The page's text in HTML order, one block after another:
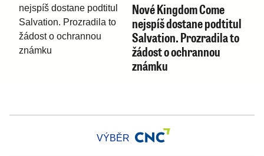
Nové Kingdom Come
nejspíš dostane podtitul
Salvation. Prozradila to
žádost o ochrannou
známku
VÝBĚR